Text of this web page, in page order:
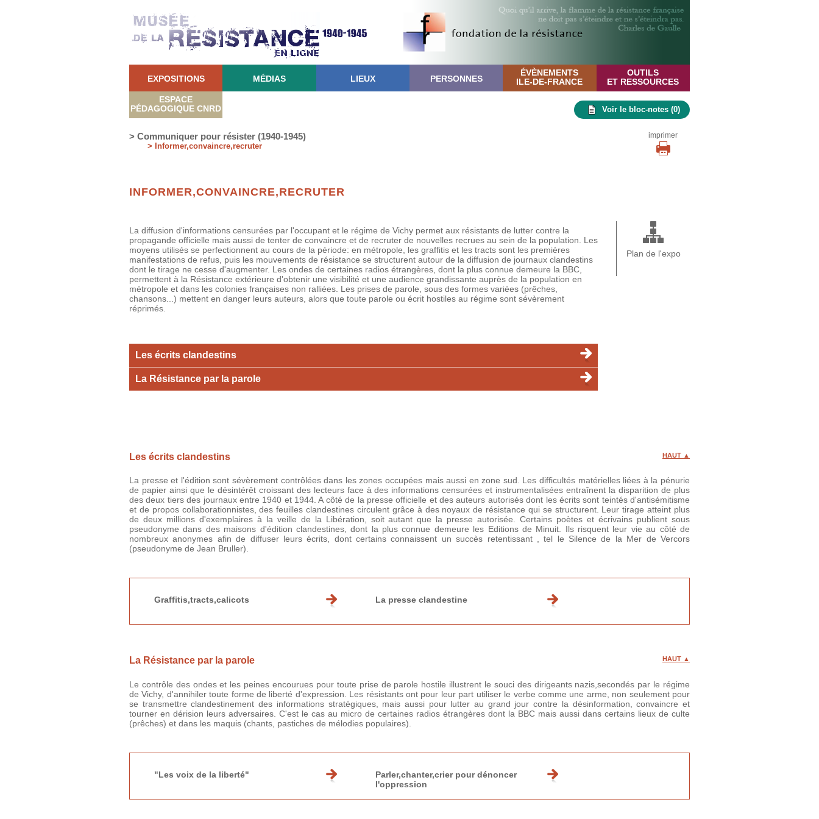
EXPOSITIONS MÉDIAS LIEUX PERSONNES
ÉVÈNEMENTS
ILE-DE-FRANCE
OUTILS
ET RESSOURCES
ESPACE
PÉDAGOGIQUE CNRD Voir le bloc-notes (0)
> Communiquer pour résister (1940-1945)
> Informer,convaincre,recruter
imprimer
INFORMER,CONVAINCRE,RECRUTER
La diffusion d'informations censurées par l'occupant et le régime de Vichy permet aux résistants de lutter contre la
propagande officielle mais aussi de tenter de convaincre et de recruter de nouvelles recrues au sein de la population. Les
moyens utilisés se perfectionnent au cours de la période: en métropole, les graffitis et les tracts sont les premières
manifestations de refus, puis les mouvements de résistance se structurent autour de la diffusion de journaux clandestins
dont le tirage ne cesse d'augmenter. Les ondes de certaines radios étrangères, dont la plus connue demeure la BBC,
permettent à la Résistance extérieure d'obtenir une visibilité et une audience grandissante auprès de la population en
métropole et dans les colonies françaises non ralliées. Les prises de parole, sous des formes variées (prêches,
chansons...) mettent en danger leurs auteurs, alors que toute parole ou écrit hostiles au régime sont sévèrement
réprimés.
Les écrits clandestins
La Résistance par la parole
Plan de l'expo
Les écrits clandestins HAUT ▲
La presse et l'édition sont sévèrement contrôlées dans les zones occupées mais aussi en zone sud. Les difficultés matérielles liées à la pénurie
de papier ainsi que le désintérêt croissant des lecteurs face à des informations censurées et instrumentalisées entraînent la disparition de plus
des deux tiers des journaux entre 1940 et 1944. A côté de la presse officielle et des auteurs autorisés dont les écrits sont teintés d'antisémitisme
et de propos collaborationnistes, des feuilles clandestines circulent grâce à des noyaux de résistance qui se structurent. Leur tirage atteint plus
de deux millions d'exemplaires à la veille de la Libération, soit autant que la presse autorisée. Certains poètes et écrivains publient sous
pseudonyme dans des maisons d'édition clandestines, dont la plus connue demeure les Editions de Minuit. Ils risquent leur vie au côté de
nombreux anonymes afin de diffuser leurs écrits, dont certains connaissent un succès retentissant , tel le Silence de la Mer de Vercors
(pseudonyme de Jean Bruller).
Graffitis,tracts,calicots La presse clandestine
La Résistance par la parole HAUT ▲
Le contrôle des ondes et les peines encourues pour toute prise de parole hostile illustrent le souci des dirigeants nazis,secondés par le régime
de Vichy, d'annihiler toute forme de liberté d'expression. Les résistants ont pour leur part utiliser le verbe comme une arme, non seulement pour
se transmettre clandestinement des informations stratégiques, mais aussi pour lutter au grand jour contre la désinformation, convaincre et
tourner en dérision leurs adversaires. C'est le cas au micro de certaines radios étrangères dont la BBC mais aussi dans certains lieux de culte
(prêches) et dans les maquis (chants, pastiches de mélodies populaires).
"Les voix de la liberté"
Parler,chanter,crier pour dénoncer
l'oppression